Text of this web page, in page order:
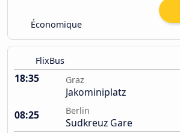
Économique
FlixBus
18:35 Graz
Jakominiplatz
08:25
Berlin
Sudkreuz Gare